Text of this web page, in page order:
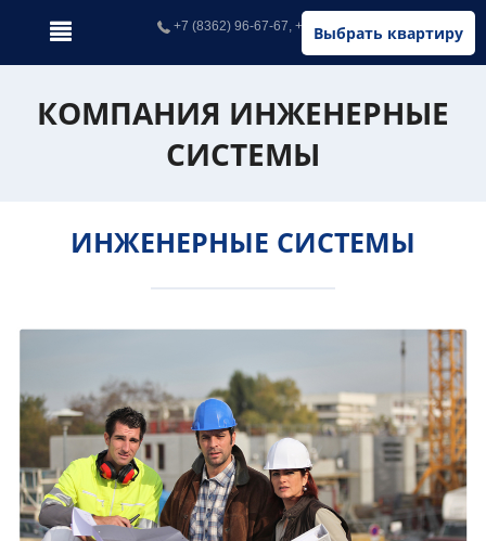
Выбрать квартиру
+7 (8362) 96-67-67, +7 (902) 326-67-67
КОМПАНИЯ ИНЖЕНЕРНЫЕ
СИСТЕМЫ
ИНЖЕНЕРНЫЕ СИСТЕМЫ